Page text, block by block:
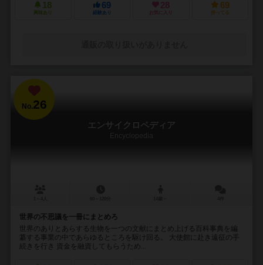
18
興味あり
69
経験あり
28
お気に入り
69
持ってる
No.26
エンサイクロペディア
Encyclopedia
世界の不思議を一冊にまとめろ
世界のありとあらする生物を一つの文献にまとめ上げる百科事典を編
纂する事業の中であらゆるところを駆け回る。 大使館に赴き遠征の手
続きを行き 資金を融資してもらうため...